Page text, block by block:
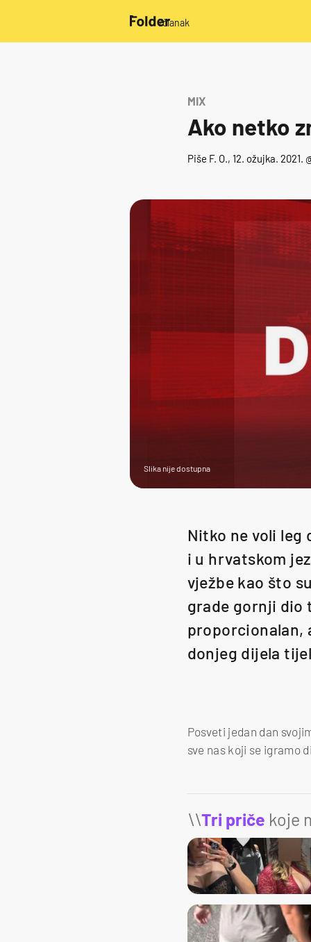
/članak
MIX
Ako netko
Piše F. O., 12. ožujka. 2021.
Slika nije dostupna
Nitko ne voli leg
i u hrvatskom
vježbe kao što
grade gornji dio
proporcionalan,
donjeg dijela
Posveti jedan dan
sve nas koji se igramo
\\Tri priče koje